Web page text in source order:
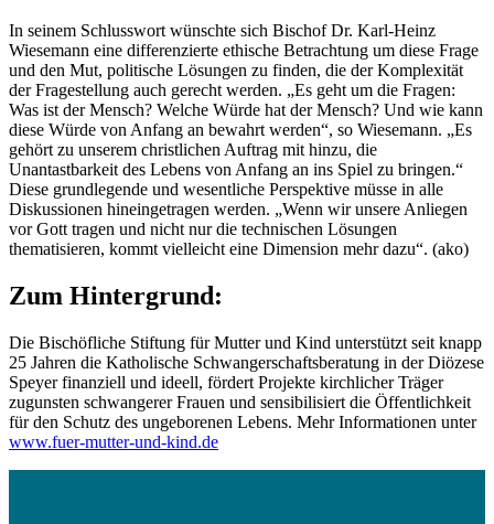
In seinem Schlusswort wünschte sich Bischof Dr. Karl-Heinz
Wiesemann eine differenzierte ethische Betrachtung um diese Frage
und den Mut, politische Lösungen zu finden, die der Komplexität
der Fragestellung auch gerecht werden. „Es geht um die Fragen:
Was ist der Mensch? Welche Würde hat der Mensch? Und wie kann
diese Würde von Anfang an bewahrt werden“, so Wiesemann. „Es
gehört zu unserem christlichen Auftrag mit hinzu, die
Unantastbarkeit des Lebens von Anfang an ins Spiel zu bringen.“
Diese grundlegende und wesentliche Perspektive müsse in alle
Diskussionen hineingetragen werden. „Wenn wir unsere Anliegen
vor Gott tragen und nicht nur die technischen Lösungen
thematisieren, kommt vielleicht eine Dimension mehr dazu“. (ako)
Zum Hintergrund:
Die Bischöfliche Stiftung für Mutter und Kind unterstützt seit knapp
25 Jahren die Katholische Schwangerschaftsberatung in der Diözese
Speyer finanziell und ideell, fördert Projekte kirchlicher Träger
zugunsten schwangerer Frauen und sensibilisiert die Öffentlichkeit
für den Schutz des ungeborenen Lebens. Mehr Informationen unter
www.fuer-mutter-und-kind.de